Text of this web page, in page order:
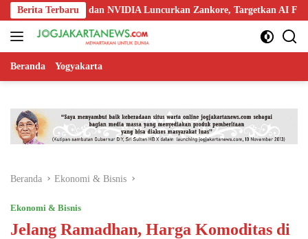
Langsung
ke
konten
Berita Terbaru
Nokia, dan NVIDIA Luncurkan Zankore, Targetkan AI Factory 1 GW
Beranda Yogyakarta
Beranda Ekonomi & Bisnis
Ekonomi & Bisnis
Jelang Ramadhan, Harga Komoditas di